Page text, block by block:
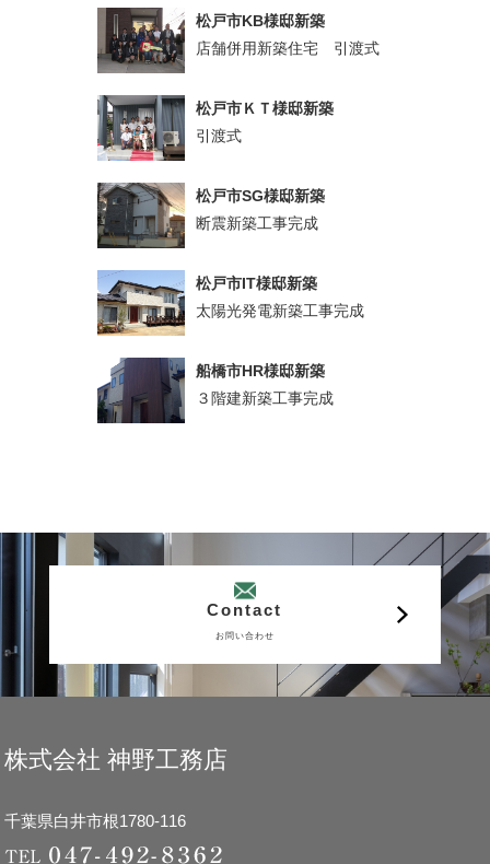
松戸市KB様邸新築
店舗併用新築住宅 引渡式
松戸市ＫＴ様邸新築
引渡式
松戸市SG様邸新築
断震新築工事完成
松戸市IT様邸新築
太陽光発電新築工事完成
船橋市HR様邸新築
３階建新築工事完成
Contact
お問い合わせ
株式会社 神野工務店
千葉県白井市根1780-116